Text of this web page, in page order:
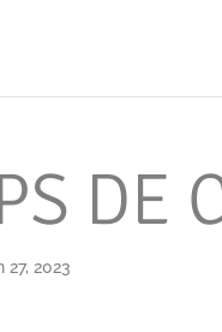
DE
27, 2023